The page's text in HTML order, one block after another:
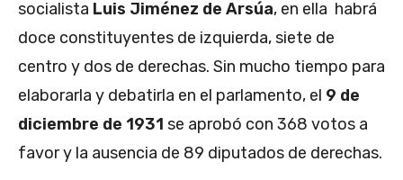
socialista Luis Jiménez de Arsúa, en ella habrá
doce constituyentes de izquierda, siete de
centro y dos de derechas. Sin mucho tiempo para
elaborarla y debatirla en el parlamento, el 9 de
diciembre de 1931 se aprobó con 368 votos a
favor y la ausencia de 89 diputados de derechas.